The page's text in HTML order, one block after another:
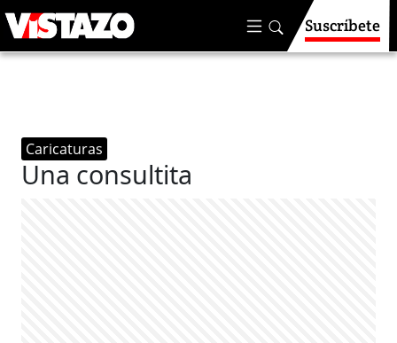
Suscríbete
Caricaturas
Una consultita